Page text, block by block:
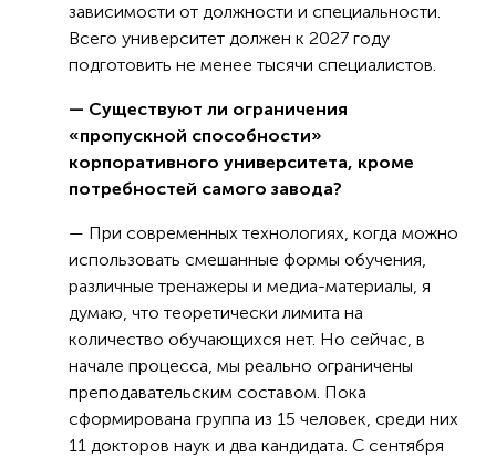
зависимости от должности и специальности.
Всего университет должен к 2027 году
подготовить не менее тысячи специалистов.
— Существуют ли ограничения
«пропускной способности»
корпоративного университета, кроме
потребностей самого завода?
— При современных технологиях, когда можно
использовать смешанные формы обучения,
различные тренажеры и медиа-материалы, я
думаю, что теоретически лимита на
количество обучающихся нет. Но сейчас, в
начале процесса, мы реально ограничены
преподавательским составом. Пока
сформирована группа из 15 человек, среди них
11 докторов наук и два кандидата. С сентября